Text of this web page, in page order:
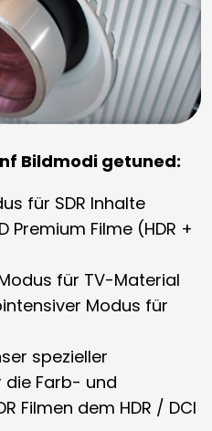
Bildmodi getuned:
für SDR Inhalte
Premium Filme (HDR +
für TV-Material
Modus für
spezieller
die Farb- und
Filmen dem HDR / DCI